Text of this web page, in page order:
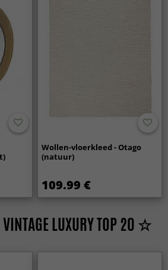
Wollen-vloerkleed - Otago
(natuur)
109.99 €
LUXURY TOP 20 ☆